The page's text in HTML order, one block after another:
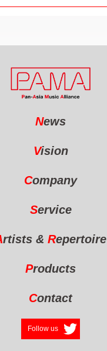
News
Vision
Company
Service
rtists & Repertoire
Products
Contact
Follow us